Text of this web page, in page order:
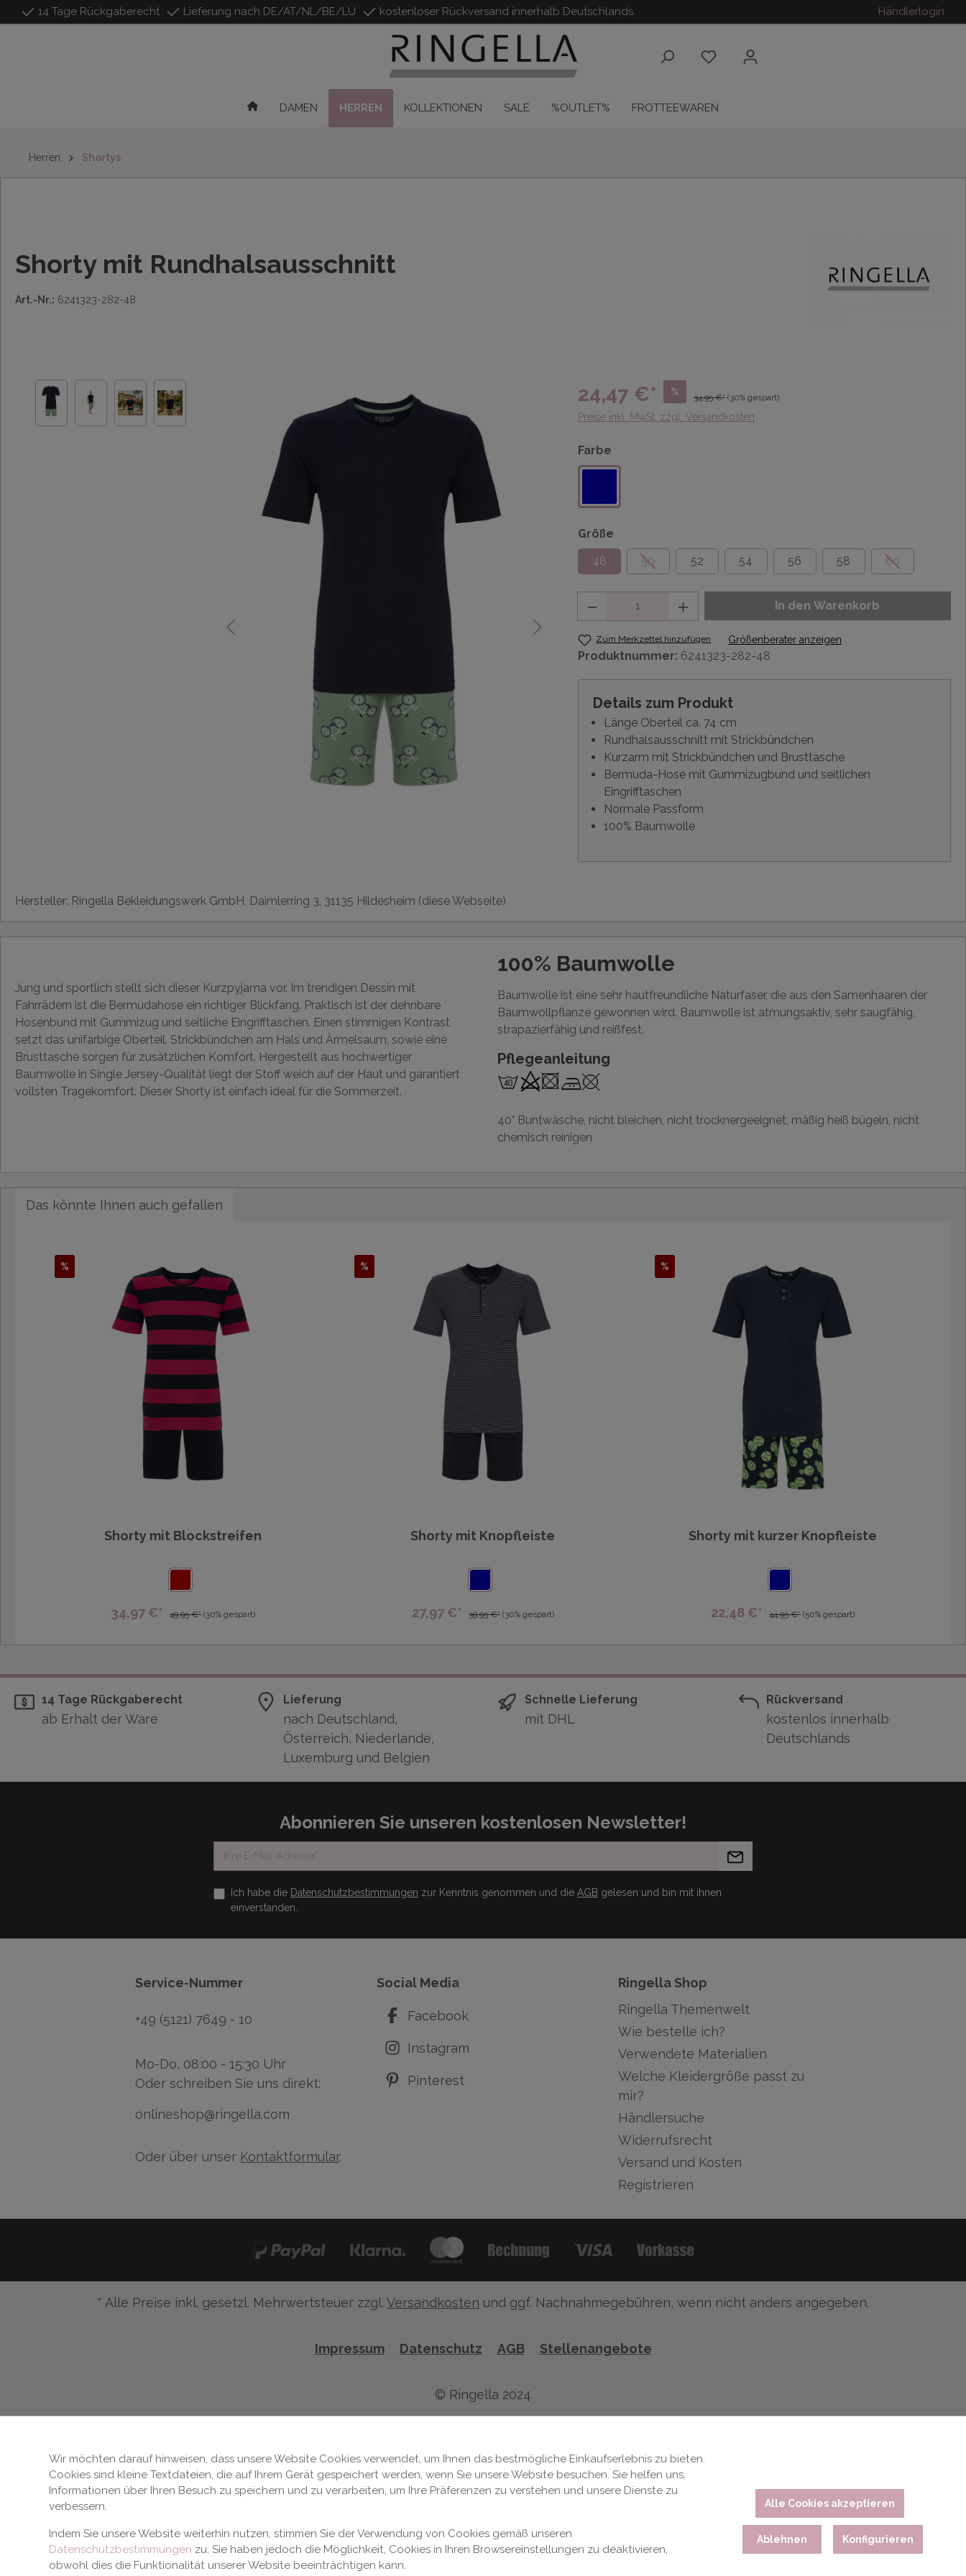
springen
14 Tage Rückgaberecht Lieferung nach DE/AT/NL/BE/LU kostenloser Rückversand innerhalb Deutschlands Händlerlogin
DAMEN HERREN KOLLEKTIONEN SALE %OUTLET% FROTTEEWAREN
Herren Shortys
Shorty mit Rundhalsausschnitt
Art.-Nr.: 6241323-282-48
24,47 €* %
34,95 €* (30% gespart)
Preise inkl. MwSt. zzgl. Versandkosten
Farbe
Größe
48
50 52 54 56 58 60
In den Warenkorb
Zum Merkzettel hinzufügen Größenberater anzeigen
Produktnummer: 6241323-282-48
Details zum Produkt
Länge Oberteil ca. 74 cm
Rundhalsausschnitt mit Strickbündchen
Kurzarm mit Strickbündchen und Brusttasche
Bermuda-Hose mit Gummizugbund und seitlichen
Eingrifftaschen
Normale Passform
100% Baumwolle
Hersteller: Ringella Bekleidungswerk GmbH, Daimlerring 3, 31135 Hildesheim (diese Webseite)
Jung und sportlich stellt sich dieser Kurzpyjama vor. Im trendigen Dessin mit
Fahrrädern ist die Bermudahose ein richtiger Blickfang. Praktisch ist der dehnbare
Hosenbund mit Gummizug und seitliche Eingrifftaschen. Einen stimmigen Kontrast
setzt das unifarbige Oberteil. Strickbündchen am Hals und Ärmelsaum, sowie eine
Brusttasche sorgen für zusätzlichen Komfort. Hergestellt aus hochwertiger
Baumwolle in Single Jersey-Qualität liegt der Stoff weich auf der Haut und garantiert
vollsten Tragekomfort. Dieser Shorty ist einfach ideal für die Sommerzeit.
100% Baumwolle
Baumwolle ist eine sehr hautfreundliche Naturfaser, die aus den Samenhaaren der
Baumwollpflanze gewonnen wird. Baumwolle ist atmungsaktiv, sehr saugfähig,
strapazierfähig und reißfest.
Pflegeanleitung
40° Buntwäsche, nicht bleichen, nicht trocknergeeignet, mäßig heiß bügeln, nicht
chemisch reinigen
Das könnte Ihnen auch gefallen
%
Shorty mit Blockstreifen
34,97 €* 49,95 €* (30% gespart)
%
Shorty mit Knopfleiste
27,97 €* 39,95 €* (30% gespart)
%
Shorty mit kurzer Knopfleiste
22,48 €* 44,95 €* (50% gespart)
14 Tage Rückgaberecht
ab Erhalt der Ware
Lieferung
nach Deutschland,
Österreich, Niederlande,
Luxemburg und Belgien
Schnelle Lieferung
mit DHL
Rückversand
kostenlos innerhalb
Deutschlands
Abonnieren Sie unseren kostenlosen Newsletter!
Ich habe die Datenschutzbestimmungen zur Kenntnis genommen und die AGB gelesen und bin mit ihnen
einverstanden.
Service-Nummer
+49 (5121) 7649 - 10
Mo-Do, 08:00 - 15:30 Uhr
Oder schreiben Sie uns direkt:
onlineshop@ringella.com
Oder über unser Kontaktformular.
Social Media
Facebook
Instagram
Pinterest
Ringella Shop
Ringella Themenwelt
Wie bestelle ich?
Verwendete Materialien
Welche Kleidergröße passt zu
mir?
Händlersuche
Widerrufsrecht
Versand und Kosten
Registrieren
* Alle Preise inkl. gesetzl. Mehrwertsteuer zzgl. Versandkosten und ggf. Nachnahmegebühren, wenn nicht anders angegeben.
Impressum Datenschutz AGB Stellenangebote
© Ringella 2024
Wir möchten darauf hinweisen, dass unsere Website Cookies verwendet, um Ihnen das bestmögliche Einkaufserlebnis zu bieten.
Cookies sind kleine Textdateien, die auf Ihrem Gerät gespeichert werden, wenn Sie unsere Website besuchen. Sie helfen uns,
Informationen über Ihren Besuch zu speichern und zu verarbeiten, um Ihre Präferenzen zu verstehen und unsere Dienste zu
verbessern.
Indem Sie unsere Website weiterhin nutzen, stimmen Sie der Verwendung von Cookies gemäß unseren
Datenschutzbestimmungen zu. Sie haben jedoch die Möglichkeit, Cookies in Ihren Browsereinstellungen zu deaktivieren,
obwohl dies die Funktionalität unserer Website beeinträchtigen kann.
Alle Cookies akzeptieren
Ablehnen Konfigurieren